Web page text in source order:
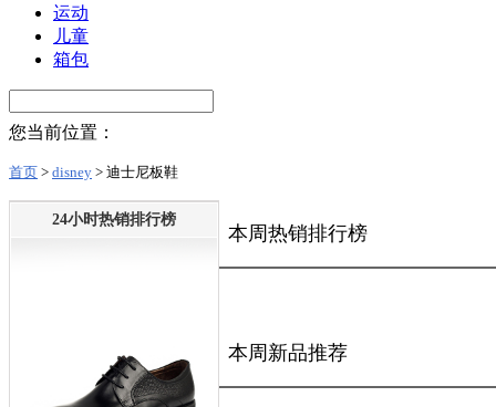
运动
儿童
箱包
您当前位置：
首页 > disney > 迪士尼板鞋
24小时热销排行榜
本周热销排行榜
本周新品推荐